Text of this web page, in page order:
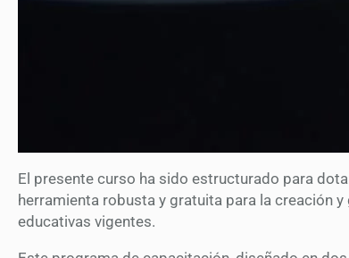
El presente curso ha sido estructurado para
herramienta robusta y gratuita para la creación
educativas vigentes.